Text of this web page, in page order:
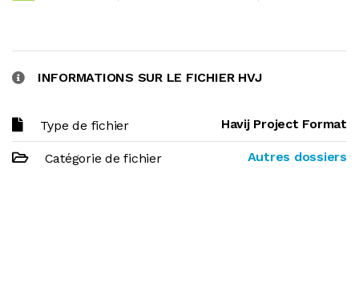
INFORMATIONS SUR LE FICHIER HVJ
Type de fichier Havij Project Format
Catégorie de fichier Autres dossiers